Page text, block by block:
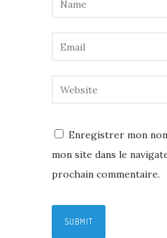
Enregistrer mon
mon site dans le
prochain commentaire.